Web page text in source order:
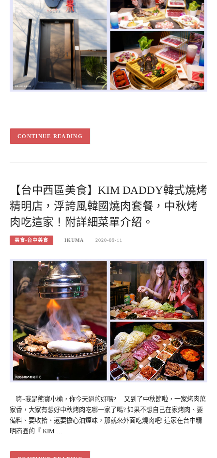
CONTINUE READING
【台中西區美食】KIM DADDY韓式燒烤
精明店，浮誇風韓國燒肉套餐，中秋烤
肉吃這家！附詳細菜單介紹。
美食-台中美食 IKUMA 2020-09-11
嗨~我是熊寶小榆，你今天過的好嗎? 又到了中秋節啦，一家烤肉萬
家香，大家有想好中秋烤肉吃哪一家了嗎? 如果不想自己在家烤肉、要
備料、要收拾、還要擔心油煙味，那就來外面吃燒肉吧! 這家在台中精
明商圈的『 KIM …